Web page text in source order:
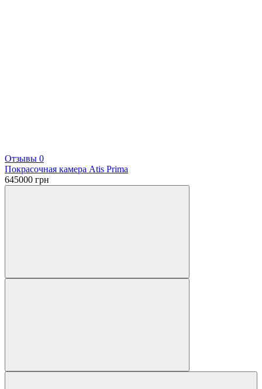
Отзывы 0
Покрасочная камера Atis Prima
645000 грн